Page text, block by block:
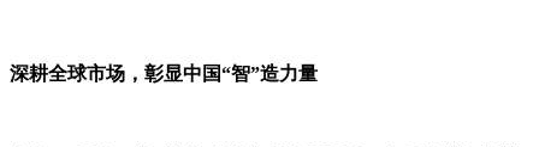
深耕全球市场，彰显中国“智”造力量